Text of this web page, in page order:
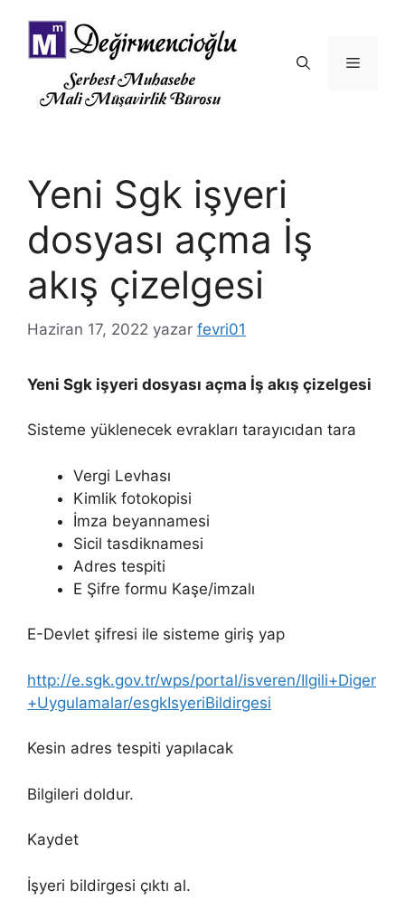
Menü
Yeni Sgk işyeri
dosyası açma İş
akış çizelgesi
Haziran 17, 2022 yazar fevri01
Yeni Sgk işyeri dosyası açma İş akış çizelgesi
Sisteme yüklenecek evrakları tarayıcıdan tara
Vergi Levhası
Kimlik fotokopisi
İmza beyannamesi
Sicil tasdiknamesi
Adres tespiti
E Şifre formu Kaşe/imzalı
E-Devlet şifresi ile sisteme giriş yap
http://e.sgk.gov.tr/wps/portal/isveren/Ilgili+Diger
+Uygulamalar/esgkIsyeriBildirgesi
Kesin adres tespiti yapılacak
Bilgileri doldur.
Kaydet
İşyeri bildirgesi çıktı al.